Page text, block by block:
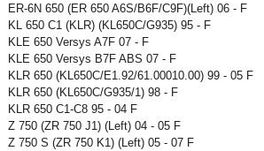
ER-6N 650 (ER 650 A6S/B6F/C9F)(Left) 06 - F
KL 650 C1 (KLR) (KL650C/G935) 95 - F
KLE 650 Versys A7F 07 - F
KLE 650 Versys B7F ABS 07 - F
KLR 650 (KL650C/E1.92/61.00010.00) 99 - 05 F
KLR 650 (KL650C/G935/1) 98 - F
KLR 650 C1-C8 95 - 04 F
Z 750 (ZR 750 J1) (Left) 04 - 05 F
Z 750 S (ZR 750 K1) (Left) 05 - 07 F